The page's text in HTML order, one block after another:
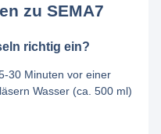
zu SEMA7
richtig ein?
30 Minuten vor einer
Wasser (ca. 500 ml)